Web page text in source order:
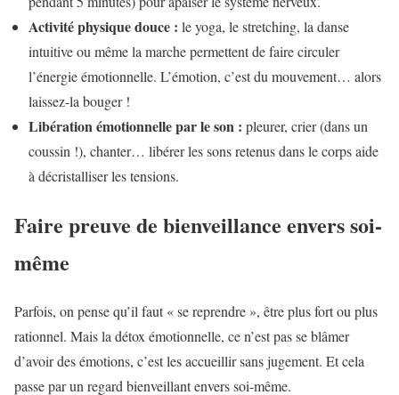
Activité physique douce : le yoga, le stretching, la danse
intuitive ou même la marche permettent de faire circuler
l’énergie émotionnelle. L’émotion, c’est du mouvement… alors
laissez-la bouger !
Libération émotionnelle par le son : pleurer, crier (dans un
coussin !), chanter… libérer les sons retenus dans le corps aide
à décristalliser les tensions.
Faire preuve de bienveillance envers soi-
même
Parfois, on pense qu’il faut « se reprendre », être plus fort ou plus
rationnel. Mais la détox émotionnelle, ce n’est pas se blâmer
d’avoir des émotions, c’est les accueillir sans jugement. Et cela
passe par un regard bienveillant envers soi-même.